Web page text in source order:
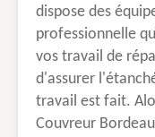
dispose des
professionnelle
vos travail de
d'assurer
travail est fait.
Couvreur